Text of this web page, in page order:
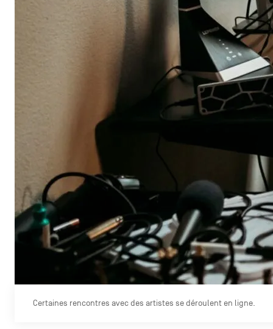
Certaines rencontres avec des artistes se déroulent en ligne.